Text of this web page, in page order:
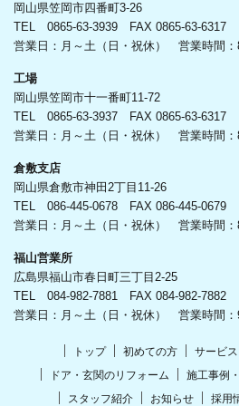
岡山県笠岡市四番町3-26
TEL 0865-63-3939 FAX 0865-63-6317
営業日：月～土（日・祝休） 営業時間：
工場
岡山県笠岡市十一番町11-72
TEL 0865-63-3937 FAX 0865-63-6317
営業日：月～土（日・祝休） 営業時間：
倉敷支店
岡山県倉敷市神田2丁目11-26
TEL 086-445-0678 FAX 086-445-0679
営業日：月～土（日・祝休） 営業時間：
福山営業所
広島県福山市春日町三丁目2-25
TEL 084-982-7881 FAX 084-982-7882
営業日：月～土（日・祝休） 営業時間：
トップ 初めての方 サービス
ドア・玄関のリフォーム 施工事例
スタッフ紹介 お知らせ 採用